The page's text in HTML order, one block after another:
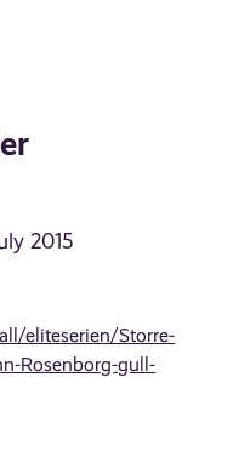
2015
eliteserien/Storre-
Rosenborg-gull-